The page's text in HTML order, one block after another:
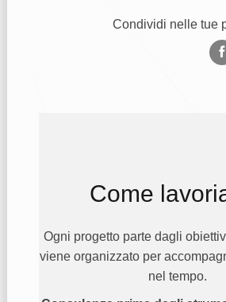
Condividi nelle tue
Come
Ogni progetto parte dagli
viene organizzato per
nel tempo.